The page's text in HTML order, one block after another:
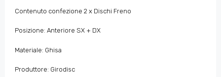
Contenuto confezione 2 x Dischi Freno
Posizione: Anteriore SX + DX
Materiale: Ghisa
Produttore: Girodisc